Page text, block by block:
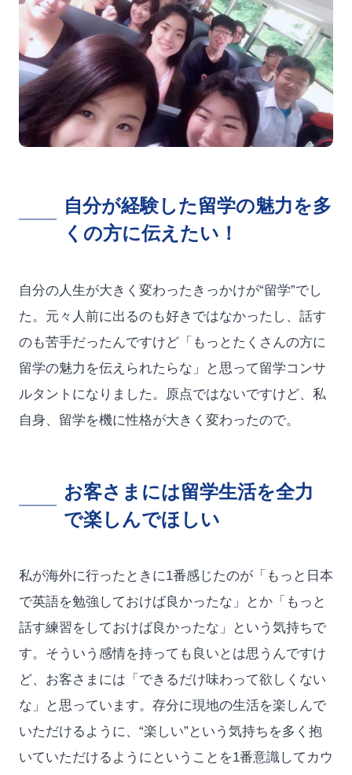
自分が経験した留学の魅力を多
くの方に伝えたい！
自分の人生が大きく変わったきっかけが“留学”でし
た。元々人前に出るのも好きではなかったし、話す
のも苦手だったんですけど「もっとたくさんの方に
留学の魅力を伝えられたらな」と思って留学コンサ
ルタントになりました。原点ではないですけど、私
自身、留学を機に性格が大きく変わったので。
お客さまには留学生活を全力
で楽しんでほしい
私が海外に行ったときに1番感じたのが「もっと日本
で英語を勉強しておけば良かったな」とか「もっと
話す練習をしておけば良かったな」という気持ちで
す。そういう感情を持っても良いとは思うんですけ
ど、お客さまには「できるだけ味わって欲しくない
な」と思っています。存分に現地の生活を楽しんで
いただけるように、“楽しい”という気持ちを多く抱
いていただけるようにということを1番意識してカウ